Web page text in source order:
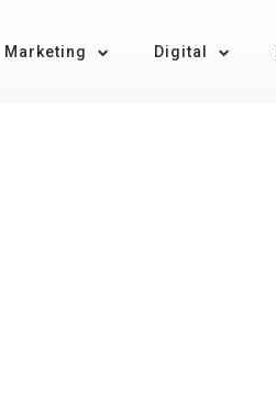
Marketing Digital